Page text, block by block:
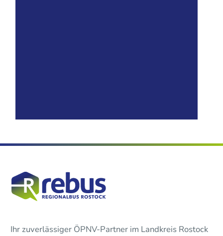
Ihr zuverlässiger ÖPNV-Partner im Landkreis Rostock